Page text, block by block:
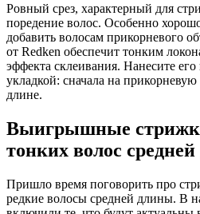
Ровный срез, характерный для
поредение волос. Особенно
добавить волосам прикорневого
от Redken обеспечит тонким
эффекта склеивания. Нанесите
укладкой: сначала на прикорневую
длине.
Выигрышные
тонких волос
Пришло время поговорить про
редкие волосы средней длины. В